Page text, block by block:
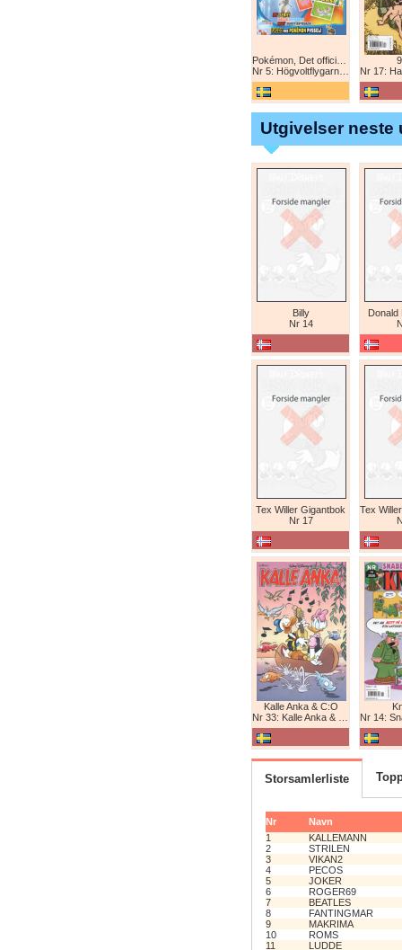
Nr 5: Högvoltflygarna mot Svart Rayquaza!
Nr 17: Harald
Utgivelser neste
Billy
Nr 14
Donald
Tex Willer Gigantbok
Nr 17
Kalle Anka & C:O
Nr 33: Kalle Anka & C:O
Nr 14:
Storsamlerliste
Nr
Navn
1
KALLEMANN
2
STRILEN
3
VIKAN2
4
PECOS
5
JOKER
6
ROGER69
7
BEATLES
8
FANTINGMAR
9
MAKRIMA
10
ROMS
11
LUDDE